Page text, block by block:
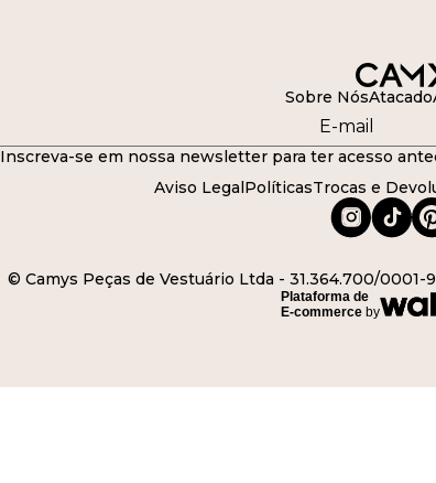
Sobre NósAtacado
Inscreva-se em nossa newsletter para ter acesso
Aviso Legal PolíticasTrocas e
© Camys Peças de Vestuário Ltda - 31.364.700/
Plataforma de
E-commerce by